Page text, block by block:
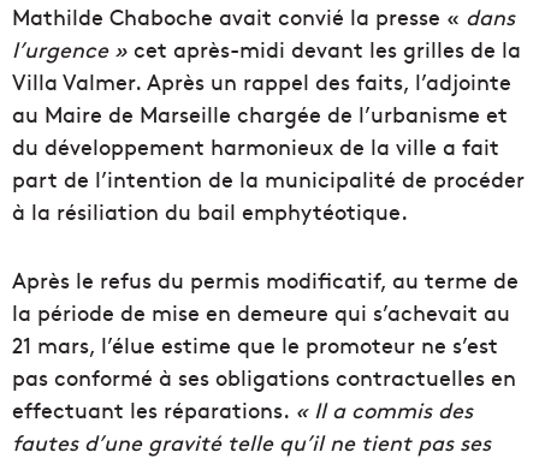
Mathilde Chaboche avait convié la presse « dans
l’urgence » cet après-midi devant les grilles de la
Villa Valmer. Après un rappel des faits, l’adjointe
au Maire de Marseille chargée de l’urbanisme et
du développement harmonieux de la ville a fait
part de l’intention de la municipalité de procéder
à la résiliation du bail emphytéotique.
Après le refus du permis modificatif, au terme de
la période de mise en demeure qui s’achevait au
21 mars, l’élue estime que le promoteur ne s’est
pas conformé à ses obligations contractuelles en
effectuant les réparations. « Il a commis des
fautes d’une gravité telle qu’il ne tient pas ses